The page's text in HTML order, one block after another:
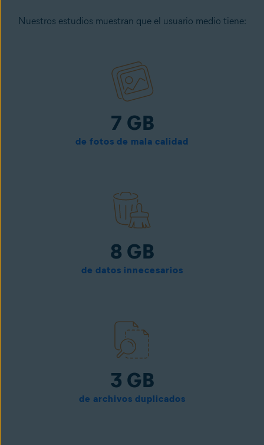
Nuestros estudios muestran que el usuario medio tiene:
7 GB
de fotos de mala calidad
8 GB
de datos innecesarios
3 GB
de archivos duplicados